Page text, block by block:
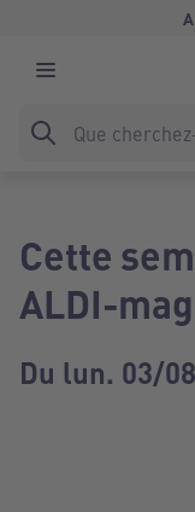
Cette
ALDI-
Du lun. 03/